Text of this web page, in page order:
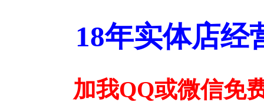
18年实体店经
加我QQ或微信免